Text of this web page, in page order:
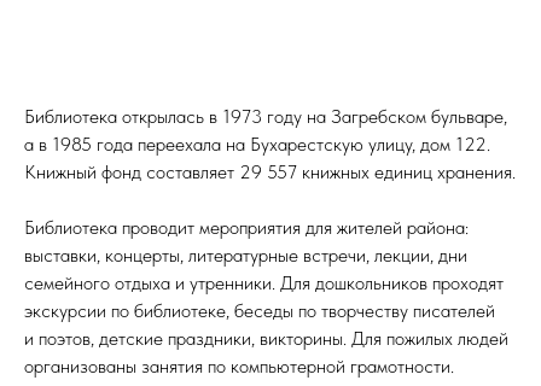
Библиотека открылась в 1973 году на Загребском бульваре,
а в 1985 года переехала на Бухарестскую улицу, дом 122.
Книжный фонд составляет 29 557 книжных единиц хранения.
Библиотека проводит мероприятия для жителей района:
выставки, концерты, литературные встречи, лекции, дни
семейного отдыха и утренники. Для дошкольников проходят
экскурсии по библиотеке, беседы по творчеству писателей
и поэтов, детские праздники, викторины. Для пожилых людей
организованы занятия по компьютерной грамотности.